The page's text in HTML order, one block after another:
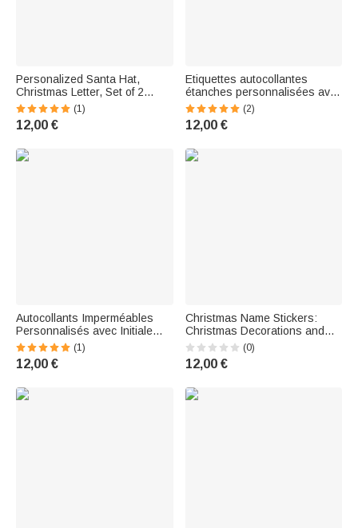
Personalized Santa Hat,
Christmas Letter, Set of 2
Waterproof Stickers with
Name, Christmas Decorations,
Party Favorites for Kids,
(1)
12,00 €
Etiquettes autocollantes
étanches personnalisées avec
nom Décoration de Noël pour
garçons filles enfants
(2)
12,00 €
Autocollants Imperméables
Personnalisés avec Initiale
Nom et Motif du Père Noël
Décoration DIY Mignonne
Cadeaux pour Famille
(1)
12,00 €
Christmas Name Stickers:
Christmas Decorations and
Party Favors for Family and
Friends
(0)
12,00 €